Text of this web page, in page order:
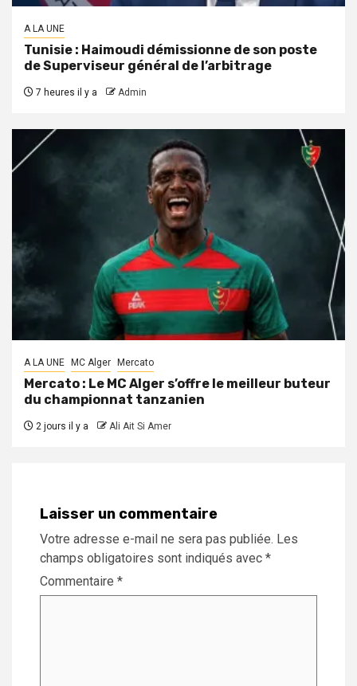
A LA UNE
Tunisie : Haimoudi démissionne de son poste
de Superviseur général de l’arbitrage
7 heures il y a Admin
A LA UNE MC Alger Mercato
Mercato : Le MC Alger s’offre le meilleur buteur
du championnat tanzanien
2 jours il y a Ali Ait Si Amer
Laisser un commentaire
Votre adresse e-mail ne sera pas publiée. Les
champs obligatoires sont indiqués avec *
Commentaire *